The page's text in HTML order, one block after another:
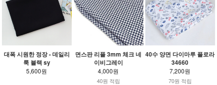
대폭 시원한 정장 - 데일리
룩 블랙 sy
5,600원
면스판 리플 3mm 체크 네
이비그레이
4,000원
40원 적립
40수 양면 다이마루 플로라
34660
7,200원
70원 적립